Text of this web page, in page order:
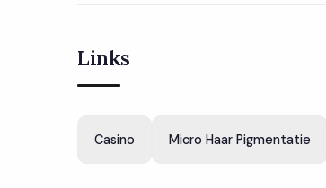
Links
Casino Micro Haar Pigmentatie